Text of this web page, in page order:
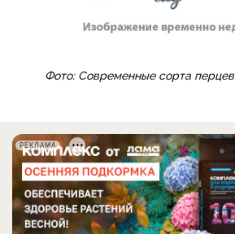
Фото: Современные сорта перцев
РЕКЛАМА